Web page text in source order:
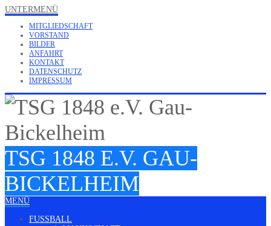
UNTERMENÜ
MITGLIEDSCHAFT
VORSTAND
BILDER
ANFAHRT
KONTAKT
DATENSCHUTZ
IMPRESSUM
TSG 1848 E.V. GAU-
BICKELHEIM
MENÜ
FUSSBALL